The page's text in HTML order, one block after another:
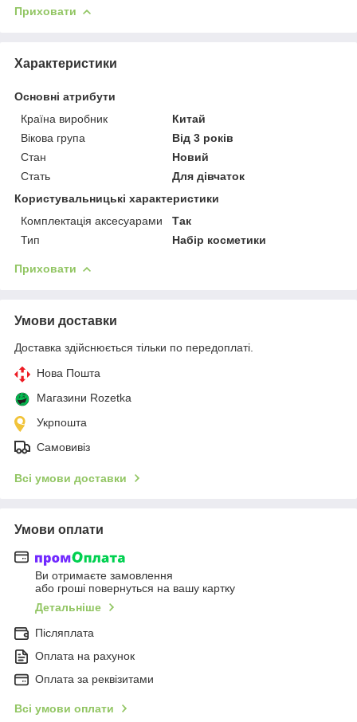
Приховати
Характеристики
Основні атрибути
Країна виробник
Китай
Вікова група
Від 3 років
Стан
Новий
Стать
Для дівчаток
Користувальницькі характеристики
Комплектація аксесуарами
Так
Тип
Набір косметики
Приховати
Умови доставки
Доставка здійснюється тільки по передоплаті.
Нова Пошта
Магазини Rozetka
Укрпошта
Самовивіз
Всі умови доставки
Умови оплати
Ви отримаєте замовлення
або гроші повернуться на вашу картку
Детальніше
Післяплата
Оплата на рахунок
Оплата за реквізитами
Всі умови оплати